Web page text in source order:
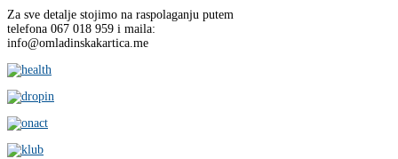
Za sve detalje stojimo na raspolaganju putem
telefona 067 018 959 i maila:
info@omladinskakartica.me